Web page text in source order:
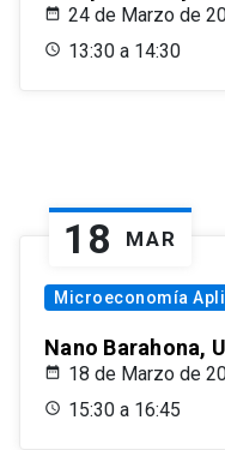
24 de Marzo de
13:30 a 14:30
18 MAR
Microeconomía
Nano Barahona,
18 de Marzo de
15:30 a 16:45